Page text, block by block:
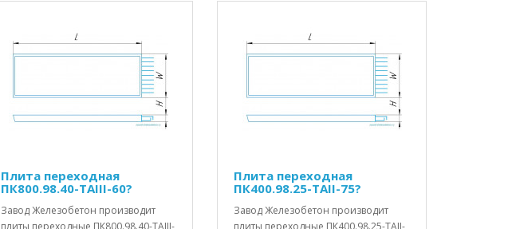
Плита переходная
ПК800.98.40-ТАIII-60?
Завод Железобетон производит
Плита переходная
ПК400.98.25-ТАII-75?
Завод Железобетон производит